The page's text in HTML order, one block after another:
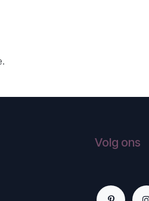
Volg ons